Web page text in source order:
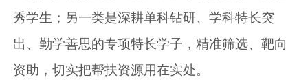
秀学生；另一类是深耕单科钻研、学科特长突
出、勤学善思的专项特长学子，精准筛选、靶向
资助，切实把帮扶资源用在实处。